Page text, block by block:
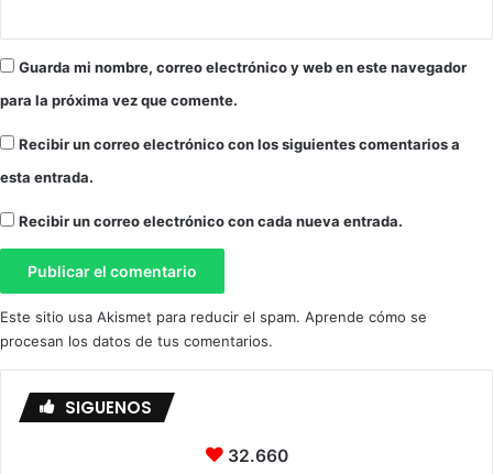
n
a
a
l
e
a
Guarda mi nombre, correo electrónico y web en este navegador
para la próxima vez que comente.
Recibir un correo electrónico con los siguientes comentarios a
esta entrada.
Recibir un correo electrónico con cada nueva entrada.
Este sitio usa Akismet para reducir el spam. Aprende cómo se
procesan los datos de tus comentarios.
SIGUENOS
32.660